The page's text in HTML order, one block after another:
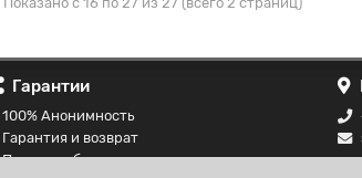
Гарантии
100% Анонимность
Гарантия и возврат
Политика безопасности